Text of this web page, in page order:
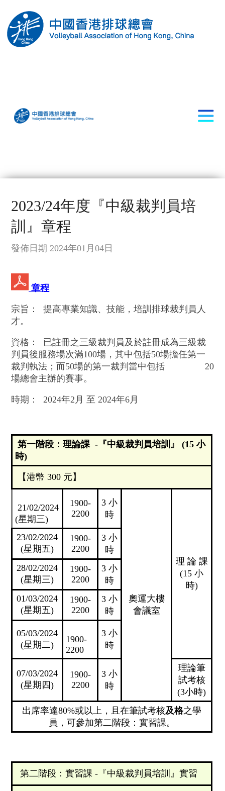
2023/24年度『中級裁判員培
訓』章程
發佈日期 2024年01月04日
章程
宗旨： 提高專業知識、技能，培訓排球裁判員人
才。
資格： 已註冊之三級裁判員及於註冊成為三級裁
判員後服務場次滿100場，其中包括50場擔任第一
裁判執法；而50場的第一裁判當中包括 20
場總會主辦的賽事。
時期： 2024年2月 至 2024年6月
第一階段：理論課 -『中級裁判員培訓』 (15 小
時)
【港幣 300 元】
21/02/2024
(星期三)
1900-
2200
3 小
時
奧運大樓
會議室
理 論 課
(15 小
時)
23/02/2024
(星期五)
1900-
2200
3 小
時
28/02/2024
(星期三)
1900-
2200
3 小
時
01/03/2024
(星期五)
1900-
2200
3 小
時
05/03/2024
(星期二)
1900-
2200
3 小
時
07/03/2024
(星期四)
1900-
2200
3 小
時
理論筆
試考核
(3小時)
出席率達80%或以上，且在筆試考核及格之學
員，可參加第二階段：實習課。
第二階段：實習課 -『中級裁判員培訓』實習